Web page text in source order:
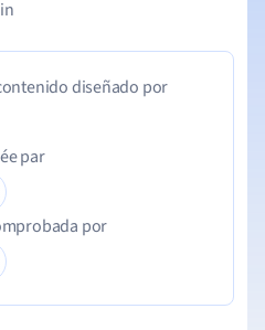
diseñado por
par
por